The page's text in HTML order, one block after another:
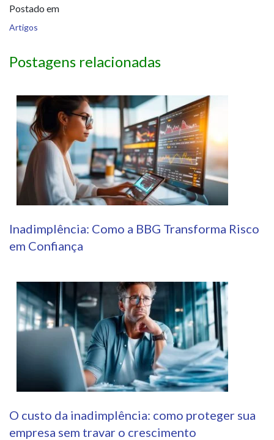
Postado em
Artigos
Postagens relacionadas
Inadimplência: Como a BBG Transforma Risco
em Confiança
O custo da inadimplência: como proteger sua
empresa sem travar o crescimento